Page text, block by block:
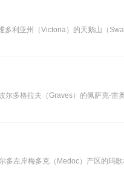
维多利亚州（Victoria）的天鹅山
尔多格拉夫（Graves）的佩萨克-
多左岸梅多克（Medoc）产区的玛